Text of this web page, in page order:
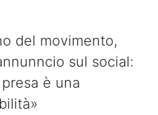
del movimento,
sul social:
è una